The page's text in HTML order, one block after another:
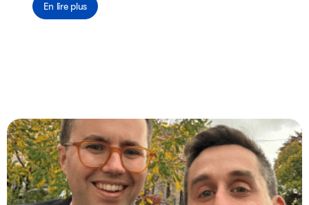
En lire plus